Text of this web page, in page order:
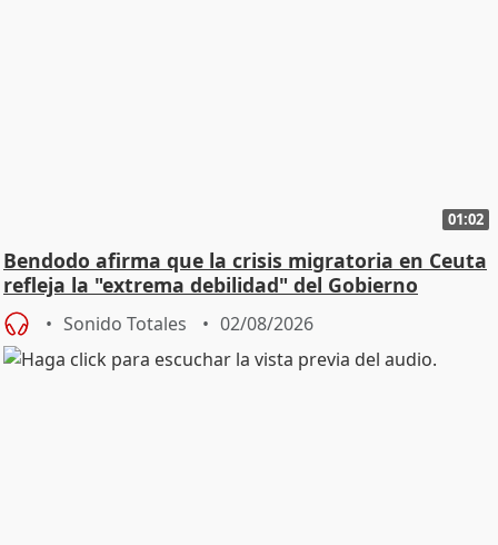
01:02
Bendodo afirma que la crisis migratoria en Ceuta
refleja la "extrema debilidad" del Gobierno
Sonido Totales 02/08/2026